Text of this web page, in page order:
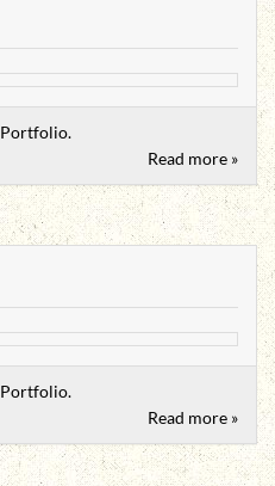
Portfolio.
Read more »
Portfolio.
Read more »